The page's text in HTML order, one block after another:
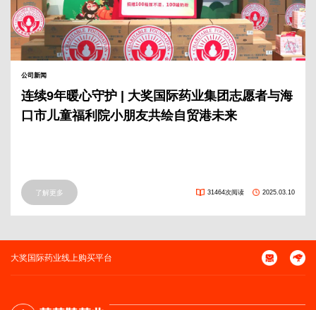
公司新闻
连续9年暖心守护 | 大奖国际药业集团志愿者与海
口市儿童福利院小朋友共绘自贸港未来
了解更多 31464次阅读 2025.03.10
大奖国际药业线上购买平台